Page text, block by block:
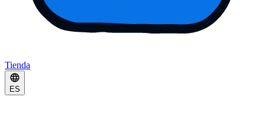
Tienda
ES